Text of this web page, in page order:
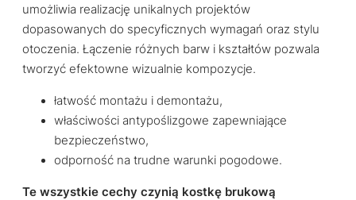
umożliwia realizację unikalnych projektów
dopasowanych do specyficznych wymagań oraz stylu
otoczenia. Łączenie różnych barw i kształtów pozwala
tworzyć efektowne wizualnie kompozycje.
łatwość montażu i demontażu,
właściwości antypoślizgowe zapewniające
bezpieczeństwo,
odporność na trudne warunki pogodowe.
Te wszystkie cechy czynią kostkę brukową